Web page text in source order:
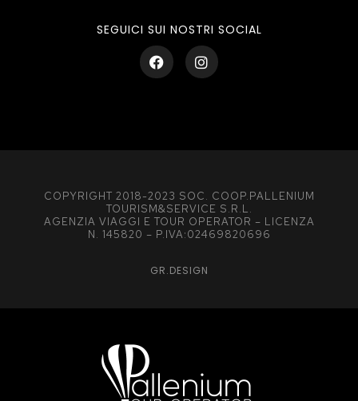
SEGUICI SUI NOSTRI SOCIAL
COPYRIGHT 2018-2023 SOC. COOP.PALLENIUM
TOURISM&SERVICE S.R.L.
AGENZIA VIAGGI E TOUR OPERATOR – LICENZA
N. 145820 – P.IVA:02469820696
GR.DESIGN